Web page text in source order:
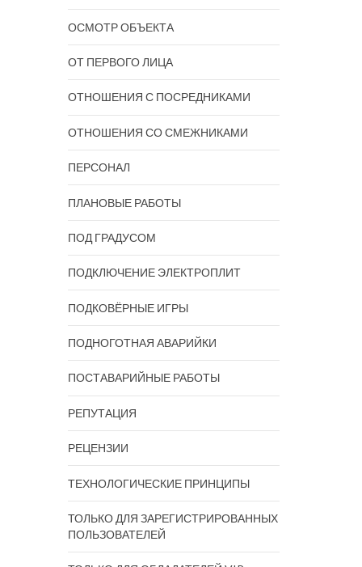
ОСМОТР ОБЪЕКТА
ОТ ПЕРВОГО ЛИЦА
ОТНОШЕНИЯ С ПОСРЕДНИКАМИ
ОТНОШЕНИЯ СО СМЕЖНИКАМИ
ПЕРСОНАЛ
ПЛАНОВЫЕ РАБОТЫ
ПОД ГРАДУСОМ
ПОДКЛЮЧЕНИЕ ЭЛЕКТРОПЛИТ
ПОДКОВЁРНЫЕ ИГРЫ
ПОДНОГОТНАЯ АВАРИЙКИ
ПОСТАВАРИЙНЫЕ РАБОТЫ
РЕПУТАЦИЯ
РЕЦЕНЗИИ
ТЕХНОЛОГИЧЕСКИЕ ПРИНЦИПЫ
ТОЛЬКО ДЛЯ ЗАРЕГИСТРИРОВАННЫХ
ПОЛЬЗОВАТЕЛЕЙ